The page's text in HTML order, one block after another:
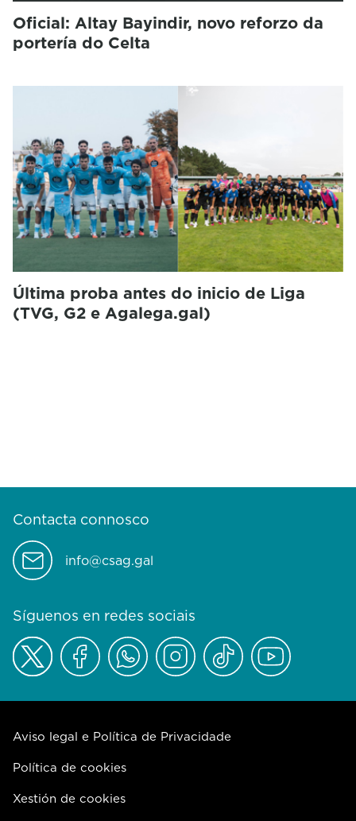
Oficial: Altay Bayindir, novo reforzo da
portería do Celta
Última proba antes do inicio de Liga
(TVG, G2 e Agalega.gal)
Contacta connosco
info@csag.gal
Síguenos en redes sociais
Aviso legal e Política de Privacidade
Política de cookies
Xestión de cookies